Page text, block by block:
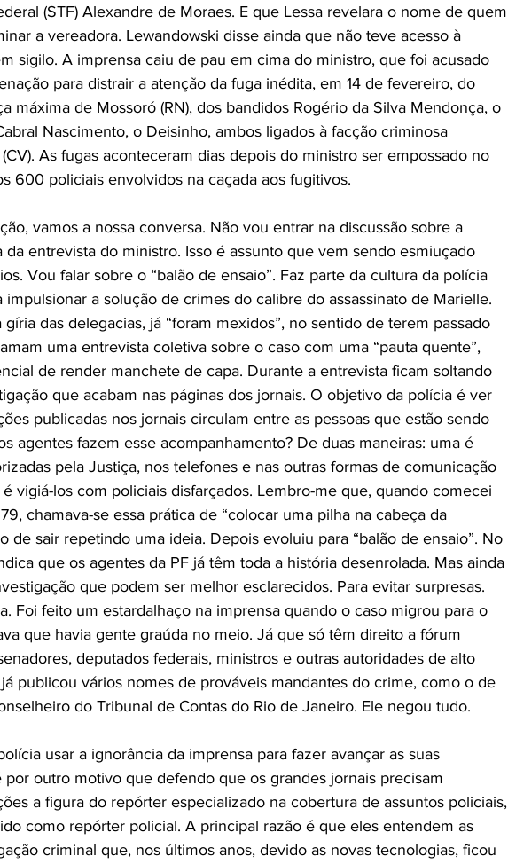
(STF) Alexandre de Moraes. E que Lessa revelara o nome de quem
a vereadora. Lewandowski disse ainda que não teve acesso à
sigilo. A imprensa caiu de pau em cima do ministro, que foi acusado
para distrair a atenção da fuga inédita, em 14 de fevereiro, do
máxima de Mossoró (RN), dos bandidos Rogério da Silva Mendonça, o
Nascimento, o Deisinho, ambos ligados à facção criminosa
As fugas aconteceram dias depois do ministro ser empossado no
600 policiais envolvidos na caçada aos fugitivos.
vamos a nossa conversa. Não vou entrar na discussão sobre a
da entrevista do ministro. Isso é assunto que vem sendo esmiuçado
Vou falar sobre o “balão de ensaio”. Faz parte da cultura da polícia
impulsionar a solução de crimes do calibre do assassinato de Marielle.
gíria das delegacias, já “foram mexidos”, no sentido de terem passado
uma entrevista coletiva sobre o caso com uma “pauta quente”,
de render manchete de capa. Durante a entrevista ficam soltando
que acabam nas páginas dos jornais. O objetivo da polícia é ver
publicadas nos jornais circulam entre as pessoas que estão sendo
agentes fazem esse acompanhamento? De duas maneiras: uma é
pela Justiça, nos telefones e nas outras formas de comunicação
vigiá-los com policiais disfarçados. Lembro-me que, quando comecei
chamava-se essa prática de “colocar uma pilha na cabeça da
de sair repetindo uma ideia. Depois evoluiu para “balão de ensaio”. No
que os agentes da PF já têm toda a história desenrolada. Mas ainda
que podem ser melhor esclarecidos. Para evitar surpresas.
Foi feito um estardalhaço na imprensa quando o caso migrou para o
que havia gente graúda no meio. Já que só têm direito a fórum
deputados federais, ministros e outras autoridades de alto
publicou vários nomes de prováveis mandantes do crime, como o de
do Tribunal de Contas do Rio de Janeiro. Ele negou tudo.
usar a ignorância da imprensa para fazer avançar as suas
por outro motivo que defendo que os grandes jornais precisam
a figura do repórter especializado na cobertura de assuntos policiais,
como repórter policial. A principal razão é que eles entendem as
criminal que, nos últimos anos, devido as novas tecnologias, ficou